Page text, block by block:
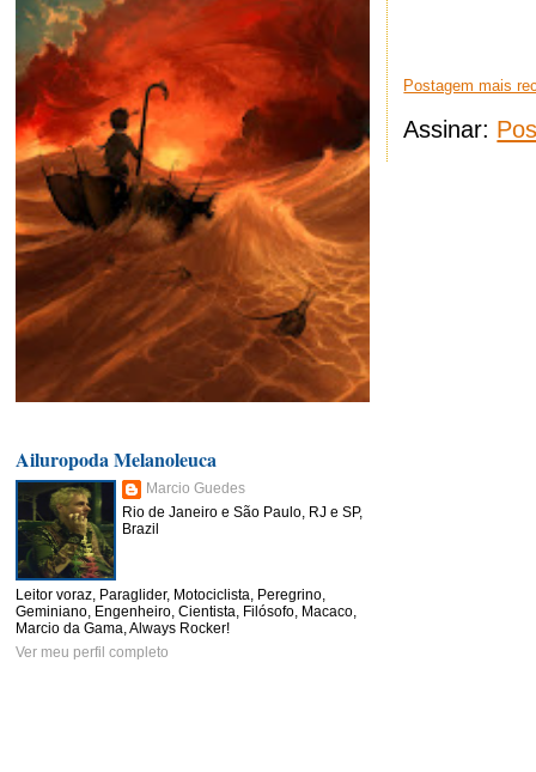
Postagem mais
Assinar:
Ailuropoda Melanoleuca
Marcio Guedes
Rio de Janeiro e São Paulo, RJ e SP,
Brazil
Leitor voraz, Paraglider, Motociclista, Peregrino,
Geminiano, Engenheiro, Cientista, Filósofo, Macaco,
Marcio da Gama, Always Rocker!
Ver meu perfil completo